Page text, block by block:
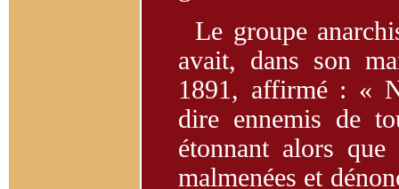
Le groupe
avait, dans son
1891, affirmé : «
dire ennemis de
étonnant alors que
malmenées et